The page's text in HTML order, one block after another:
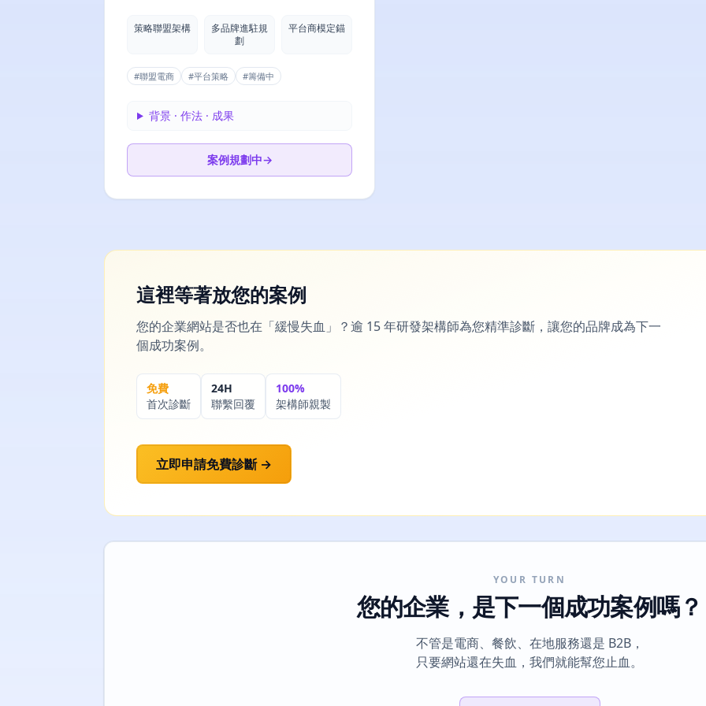
策略聯盟架構
多品牌進駐規
劃
平台商模定錨
#聯盟電商 #平台策略 #籌備中
背景 · 作法 · 成果
案例規劃中→
這裡等著放您的案例
您的企業網站是否也在「緩慢失血」？逾 15 年研發架構師為您精準診斷，讓您的品牌成為下一
個成功案例。
免費
首次診斷
24H
聯繫回覆
100%
架構師親製
立即申請免費診斷 →
YOUR TURN
您的企業，是下一個成功案例嗎？
不管是電商、餐飲、在地服務還是 B2B，
只要網站還在失血，我們就能幫您止血。